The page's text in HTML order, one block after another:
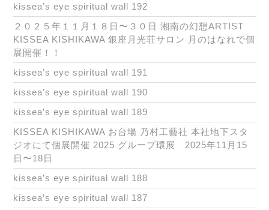
kissea’s eye spiritual wall 192
２０２５年１１月１８日〜３０日 湘南の幻想ARTIST
KISSEA KISHIKAWA 銀座月光荘サロン 月のはなれで個
展開催！！
kissea’s eye spiritual wall 191
kissea’s eye spiritual wall 190
kissea’s eye spiritual wall 189
KISSEA KISHIKAWA お台場 乃村工藝社 本社地下スタ
ジオにて個展開催 2025 グループ環展 2025年11月15
日〜18日
kissea’s eye spiritual wall 188
kissea’s eye spiritual wall 187